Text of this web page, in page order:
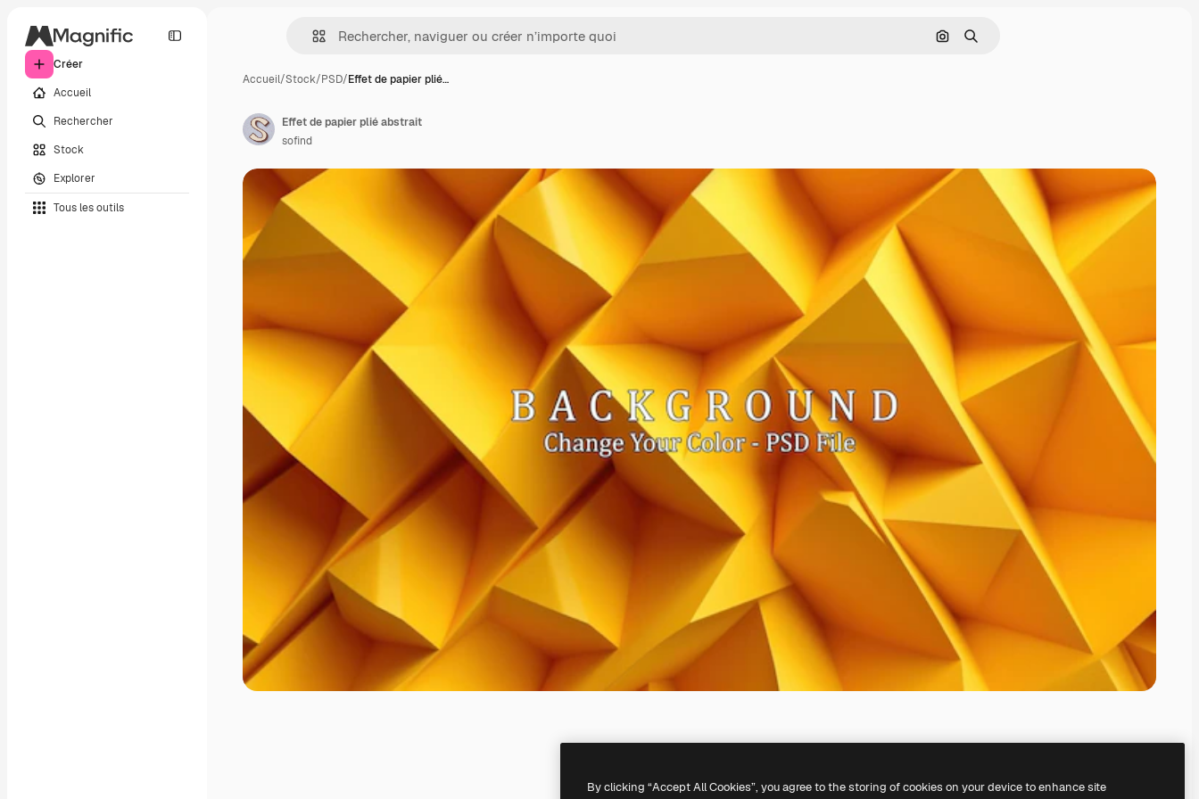
Créer
Accueil
Rechercher
Stock
Explorer
Tous les outils
Rechercher par image
Rechercher
Accueil/Stock/PSD/Effet de papier plié…
Effet de papier plié abstrait
sofind
By clicking “Accept All Cookies”, you agree to the storing of cookies on your device to enhance site